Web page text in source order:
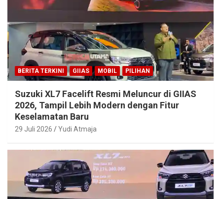
BERITA TERKINI GIIAS MOBIL PILIHAN
Suzuki XL7 Facelift Resmi Meluncur di GIIAS
2026, Tampil Lebih Modern dengan Fitur
Keselamatan Baru
29 Juli 2026 Yudi Atmaja